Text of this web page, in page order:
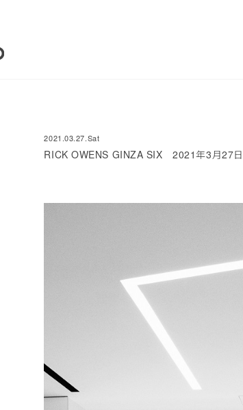
2021.03.27.Sat
RICK OWENS GINZA SIX 2021年3月27日